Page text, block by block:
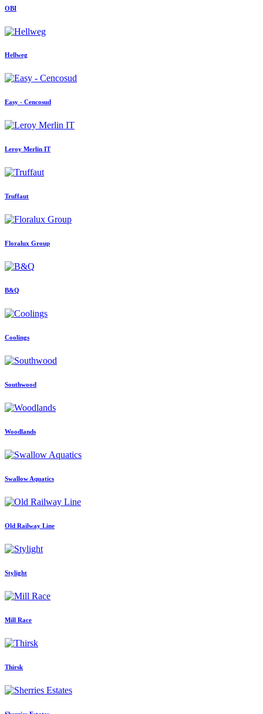
OBI
Hellweg
Easy - Cencosud
Leroy Merlin IT
Truffaut
Floralux Group
B&Q
Coolings
Southwood
Woodlands
Swallow Aquatics
Old Railway Line
Stylight
Mill Race
Thirsk